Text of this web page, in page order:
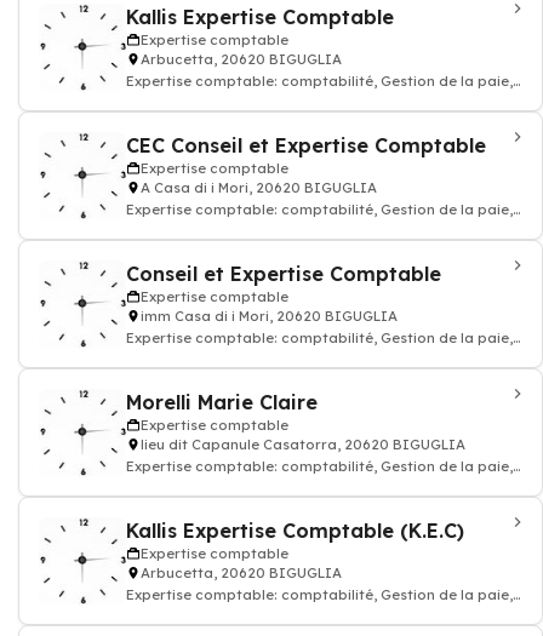
Kallis Expertise Comptable
Expertise comptable
Arbucetta, 20620 BIGUGLIA
Expertise comptable: comptabilité, Gestion de la paie,
CEC Conseil et Expertise Comptable
Expertise comptable
A Casa di i Mori, 20620 BIGUGLIA
Expertise comptable: comptabilité, Gestion de la paie,
Conseil et Expertise Comptable
Expertise comptable
imm Casa di i Mori, 20620 BIGUGLIA
Expertise comptable: comptabilité, Gestion de la paie,
Morelli Marie Claire
Expertise comptable
lieu dit Capanule Casatorra, 20620 BIGUGLIA
Expertise comptable: comptabilité, Gestion de la paie,
Kallis Expertise Comptable (K.E.C)
Expertise comptable
Arbucetta, 20620 BIGUGLIA
Expertise comptable: comptabilité, Gestion de la paie,